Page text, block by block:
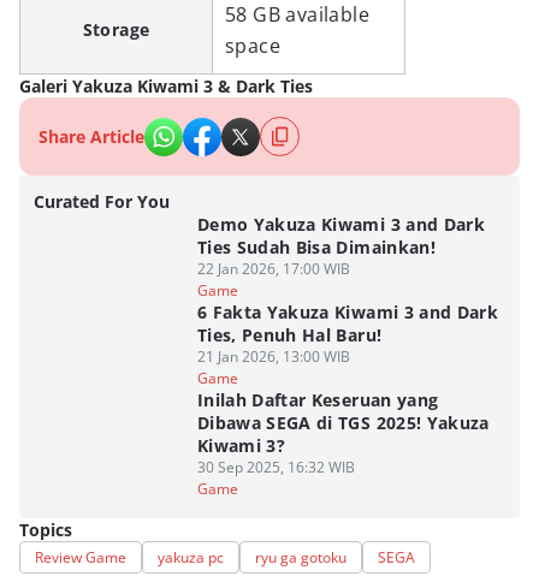
Storage
58 GB available
space
Galeri Yakuza Kiwami 3 & Dark Ties
Share Article
Curated For You
Demo Yakuza Kiwami 3 and Dark
Ties Sudah Bisa Dimainkan!
22 Jan 2026, 17:00 WIB
Game
6 Fakta Yakuza Kiwami 3 and Dark
Ties, Penuh Hal Baru!
21 Jan 2026, 13:00 WIB
Game
Inilah Daftar Keseruan yang
Dibawa SEGA di TGS 2025! Yakuza
Kiwami 3?
30 Sep 2025, 16:32 WIB
Game
Topics
Review Game yakuza pc ryu ga gotoku SEGA